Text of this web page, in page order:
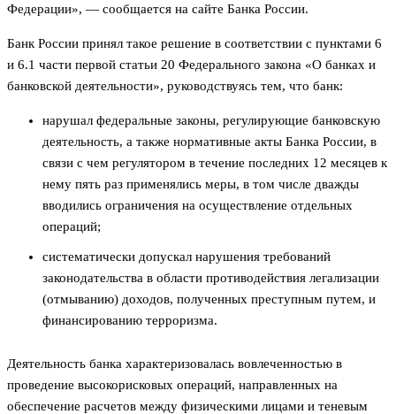
Федерации», — сообщается на сайте Банка России.
Банк России принял такое решение в соответствии с пунктами 6
и 6.1 части первой статьи 20 Федерального закона «О банках и
банковской деятельности», руководствуясь тем, что банк:
нарушал федеральные законы, регулирующие банковскую
деятельность, а также нормативные акты Банка России, в
связи с чем регулятором в течение последних 12 месяцев к
нему пять раз применялись меры, в том числе дважды
вводились ограничения на осуществление отдельных
операций;
систематически допускал нарушения требований
законодательства в области противодействия легализации
(отмыванию) доходов, полученных преступным путем, и
финансированию терроризма.
Деятельность банка характеризовалась вовлеченностью в
проведение высокорисковых операций, направленных на
обеспечение расчетов между физическими лицами и теневым